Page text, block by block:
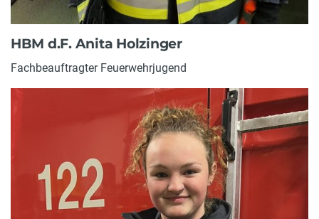
HBM d.F. Anita Holzinger
Fachbeauftragter Feuerwehrjugend